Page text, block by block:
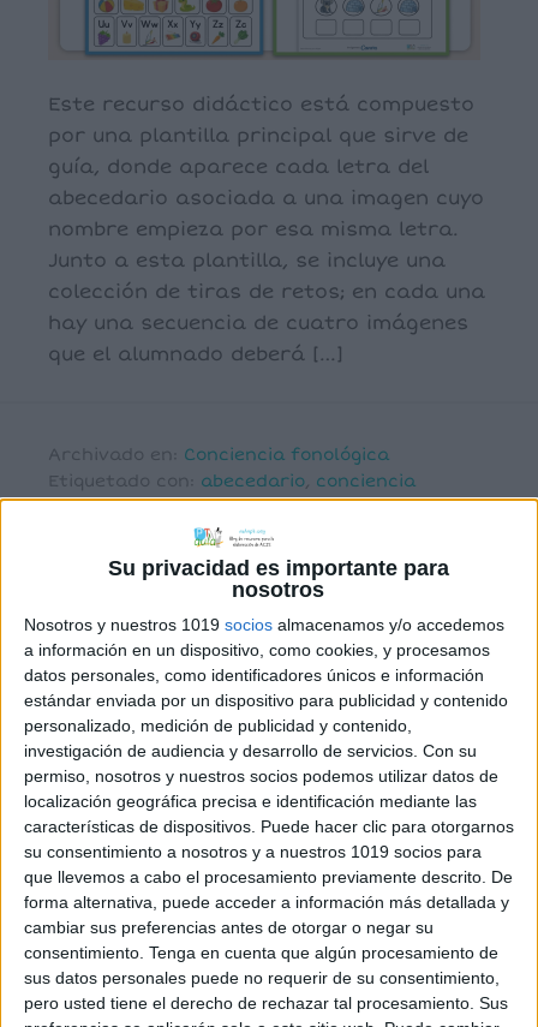
Su privacidad es importante para
nosotros
Nosotros y nuestros 1019 socios almacenamos y/o accedemos
a información en un dispositivo, como cookies, y procesamos
datos personales, como identificadores únicos e información
estándar enviada por un dispositivo para publicidad y contenido
personalizado, medición de publicidad y contenido,
investigación de audiencia y desarrollo de servicios. Con su
permiso, nosotros y nuestros socios podemos utilizar datos de
localización geográfica precisa e identificación mediante las
características de dispositivos. Puede hacer clic para otorgarnos
su consentimiento a nosotros y a nuestros 1019 socios para
que llevemos a cabo el procesamiento previamente descrito. De
forma alternativa, puede acceder a información más detallada y
cambiar sus preferencias antes de otorgar o negar su
consentimiento. Tenga en cuenta que algún procesamiento de
sus datos personales puede no requerir de su consentimiento,
pero usted tiene el derecho de rechazar tal procesamiento. Sus
Este recurso didáctico está compuesto
por una plantilla principal que sirve de
guía, donde aparece cada letra del
abecedario asociada a una imagen cuyo
nombre empieza por esa misma letra.
Junto a esta plantilla, se incluye una
colección de tiras de retos; en cada una
hay una secuencia de cuatro imágenes
que el alumnado deberá […]
Archivado en: Conciencia fonológica
Etiquetado con: abecedario, conciencia
fonológica,grafema-fonema,lectoescritura,
sonido inicial
Plantillas armar
palabras por sílabas
27 mayo, 2026byMaría Dejar un comentario